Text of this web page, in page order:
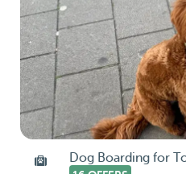
Dog Boarding for